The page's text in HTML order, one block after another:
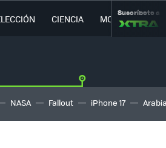
CIENCIA MOVILIDAD
Suscríbete a
NASA Fallout iPhone 17